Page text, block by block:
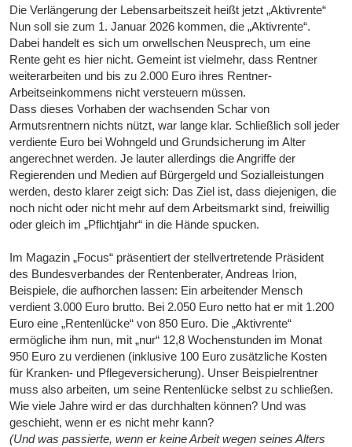
Die Verlängerung der Lebensarbeitszeit heißt jetzt „Aktivrente“
Nun soll sie zum 1. Januar 2026 kommen, die „Aktivrente“.
Dabei handelt es sich um orwellschen Neusprech, um eine
Rente geht es hier nicht. Gemeint ist vielmehr, dass Rentner
weiterarbeiten und bis zu 2.000 Euro ihres Rentner-
Arbeitseinkommens nicht versteuern müssen.
Dass dieses Vorhaben der wachsenden Schar von
Armutsrentnern nichts nützt, war lange klar. Schließlich soll jeder
verdiente Euro bei Wohngeld und Grundsicherung im Alter
angerechnet werden. Je lauter allerdings die Angriffe der
Regierenden und Medien auf Bürgergeld und Sozialleistungen
werden, desto klarer zeigt sich: Das Ziel ist, dass diejenigen, die
noch nicht oder nicht mehr auf dem Arbeitsmarkt sind, freiwillig
oder gleich im „Pflichtjahr“ in die Hände spucken.
Im Magazin „Focus“ präsentiert der stellvertretende Präsident
des Bundesverbandes der Rentenberater, Andreas Irion,
Beispiele, die aufhorchen lassen: Ein arbeitender Mensch
verdient 3.000 Euro brutto. Bei 2.050 Euro netto hat er mit 1.200
Euro eine „Rentenlücke“ von 850 Euro. Die „Aktivrente“
ermögliche ihm nun, mit „nur“ 12,8 Wochenstunden im Monat
950 Euro zu verdienen (inklusive 100 Euro zusätzliche Kosten
für Kranken- und Pflegeversicherung). Unser Beispielrentner
muss also arbeiten, um seine Rentenlücke selbst zu schließen.
Wie viele Jahre wird er das durchhalten können? Und was
geschieht, wenn er es nicht mehr kann?
(Und was passierte, wenn er keine Arbeit wegen seines Alters